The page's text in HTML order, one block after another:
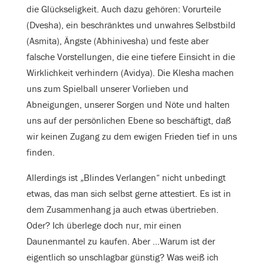
die Glückseligkeit. Auch dazu gehören: Vorurteile
(Dvesha), ein beschränktes und unwahres Selbstbild
(Asmita), Ängste (Abhinivesha) und feste aber
falsche Vorstellungen, die eine tiefere Einsicht in die
Wirklichkeit verhindern (Avidya). Die Klesha machen
uns zum Spielball unserer Vorlieben und
Abneigungen, unserer Sorgen und Nöte und halten
uns auf der persönlichen Ebene so beschäftigt, daß
wir keinen Zugang zu dem ewigen Frieden tief in uns
finden.
Allerdings ist „Blindes Verlangen“ nicht unbedingt
etwas, das man sich selbst gerne attestiert. Es ist in
dem Zusammenhang ja auch etwas übertrieben.
Oder? Ich überlege doch nur, mir einen
Daunenmantel zu kaufen. Aber …Warum ist der
eigentlich so unschlagbar günstig? Was weiß ich